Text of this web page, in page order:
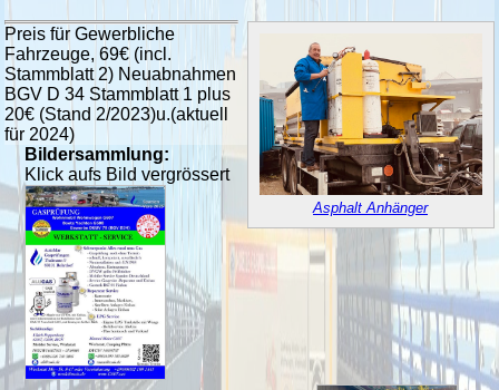
Asphalt Anhänger
Preis für Gewerbliche
Fahrzeuge, 69€ (incl.
Stammblatt 2) Neuabnahmen
BGV D 34 Stammblatt 1 plus
20€ (Stand 2/2023)u.(aktuell
für 2024)
Bildersammlung:
Klick aufs Bild vergrössert